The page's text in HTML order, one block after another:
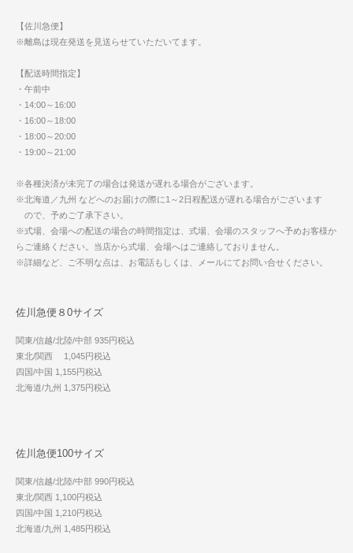
【佐川急便】
※離島は現在発送を見送らせていただいてます。
【配送時間指定】
・午前中
・14:00～16:00
・16:00～18:00
・18:00～20:00
・19:00～21:00
※各種決済が未完了の場合は発送が遅れる場合がございます。
※北海道／九州 などへのお届けの際に1～2日程配送が遅れる場合がございます
ので、予めご了承下さい。
※式場、会場への配送の場合の時間指定は、式場、会場のスタッフへ予めお客様か
らご連絡ください。当店から式場、会場へはご連絡しておりません。
※詳細など、ご不明な点は、お電話もしくは、メールにてお問い合せください。
佐川急便８0サイズ
関東/信越/北陸/中部 935円税込
東北/関西 1,045円税込
四国/中国 1,155円税込
北海道/九州 1,375円税込
佐川急便100サイズ
関東/信越/北陸/中部 990円税込
東北/関西 1,100円税込
四国/中国 1,210円税込
北海道/九州 1,485円税込